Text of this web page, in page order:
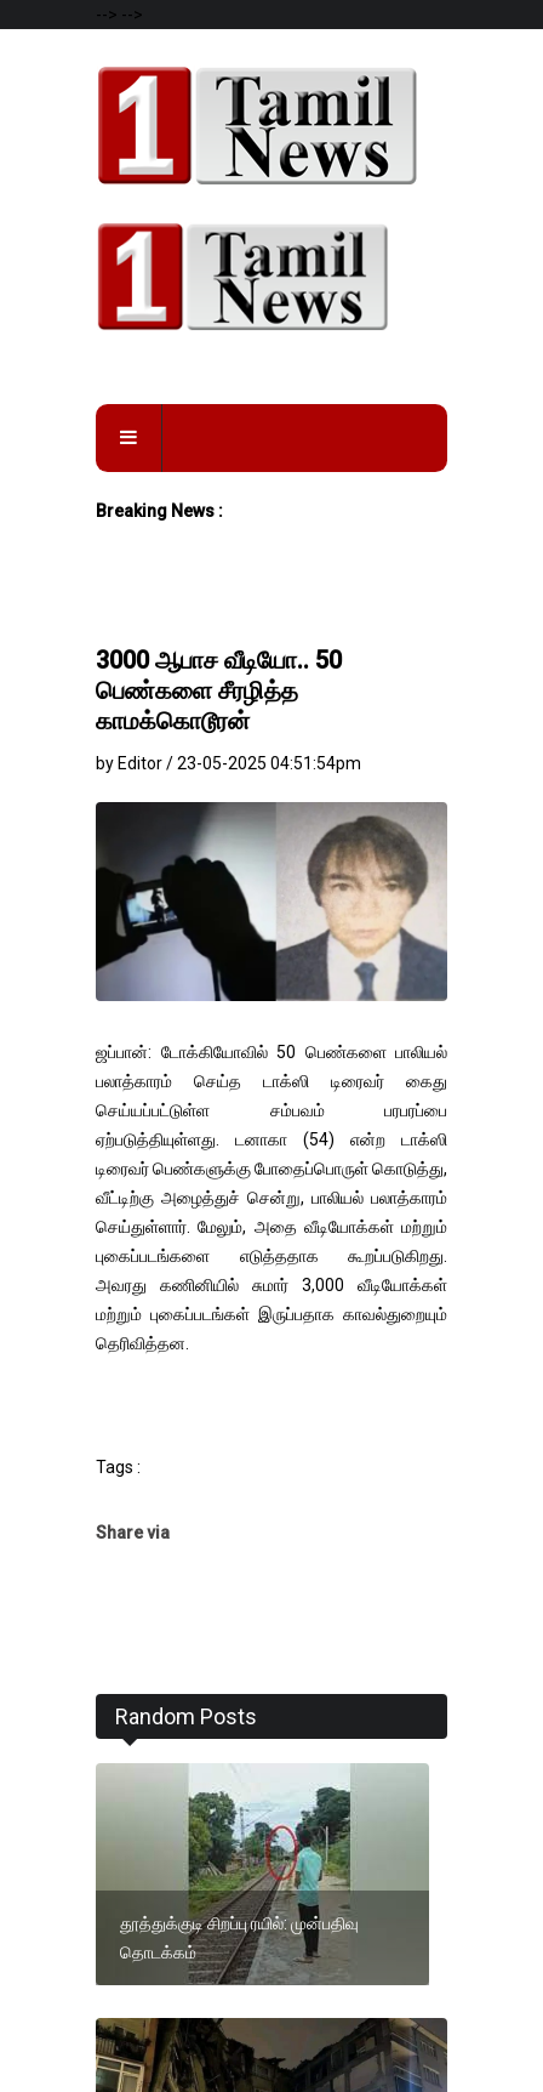
--> -->
Breaking News :
3000 ஆபாச வீடியோ.. 50
பெண்களை சீரழித்த
காமக்கொடூரன்
by Editor / 23-05-2025 04:51:54pm
ஜப்பான்: டோக்கியோவில் 50 பெண்களை பாலியல்
பலாத்காரம் செய்த டாக்ஸி டிரைவர் கைது
செய்யப்பட்டுள்ள சம்பவம் பரபரப்பை
ஏற்படுத்தியுள்ளது. டனாகா (54) என்ற டாக்ஸி
டிரைவர் பெண்களுக்கு போதைப்பொருள் கொடுத்து,
வீட்டிற்கு அழைத்துச் சென்று, பாலியல் பலாத்காரம்
செய்துள்ளார். மேலும், அதை வீடியோக்கள் மற்றும்
புகைப்படங்களை எடுத்ததாக கூறப்படுகிறது.
அவரது கணினியில் சுமார் 3,000 வீடியோக்கள்
மற்றும் புகைப்படங்கள் இருப்பதாக காவல்துறையும்
தெரிவித்தன.
Tags :
Share via
Random Posts
தூத்துக்குடி சிறப்பு ரயில்: முன்பதிவு
தொடக்கம்